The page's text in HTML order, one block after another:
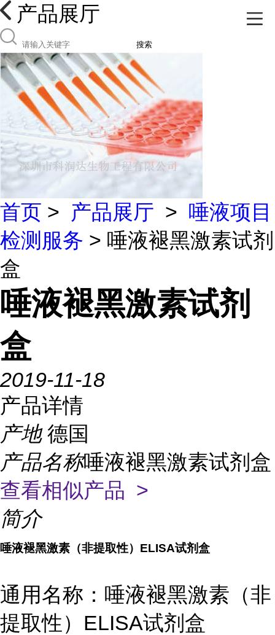
产品展厅
搜索
首页 > 产品展厅 > 唾液项目
检测服务 > 唾液褪黑激素试剂
盒
唾液褪黑激素试剂
盒
2019-11-18
产品详情
产地 德国
产品名称唾液褪黑激素试剂盒
查看相似产品 >
简介
唾液褪黑激素（非提取性） ELISA试剂盒
通用名称：唾液褪黑激素（非
提取性）ELISA试剂盒